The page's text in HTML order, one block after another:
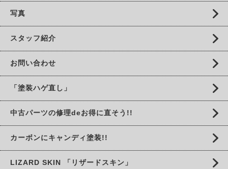
写真
スタッフ紹介
お問い合わせ
「塗装ハゲ直し」
中古パーツの修理deお得に直そう!!
カーボンにキャンディ塗装!!
LIZARD SKIN 「リザードスキン」